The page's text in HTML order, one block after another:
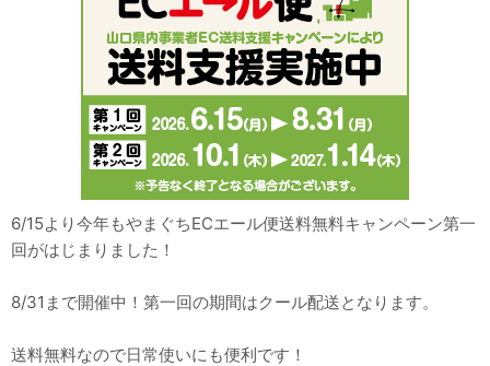
6/15より今年もやまぐちECエール便送料無料キャンペーン第一
回がはじまりました！
8/31まで開催中！第一回の期間はクール配送となります。
送料無料なので日常使いにも便利です！